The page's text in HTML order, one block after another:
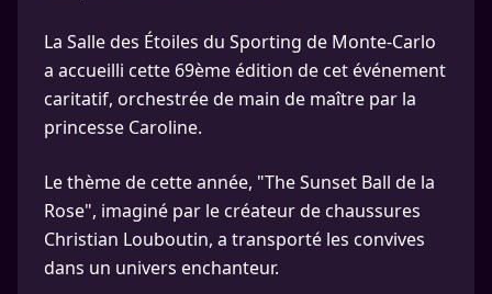
La Salle des Étoiles du Sporting de Monte-Carlo
a accueilli cette 69ème édition de cet événement
caritatif, orchestrée de main de maître par la
princesse Caroline.
Le thème de cette année, "The Sunset Ball de la
Rose", imaginé par le créateur de chaussures
Christian Louboutin, a transporté les convives
dans un univers enchanteur.